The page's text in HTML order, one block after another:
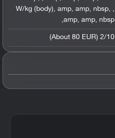
W/kg (body), amp, amp, nbsp, ,
amp, amp, nbsp
,
2/10 (About 80 EUR)